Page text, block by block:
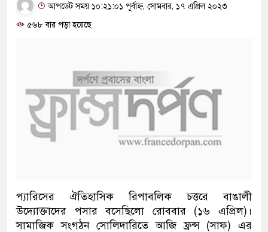
আপডেট সময় ১০:২১:০১ পূর্বাহ্ন, সোমবার, ১৭ এপ্রিল ২০২৩
৫৬৮ বার পড়া হয়েছে
প্যারিসের ঐতিহাসিক রিপাবলিক চত্তরে বাঙালী
উদ্যোক্তাদের পসার বসেছিলো রোববার (১৬ এপ্রিল)।
সামাজিক সংগঠন সোলিদারিতে আজি ফ্রন্স (সাফ) এর